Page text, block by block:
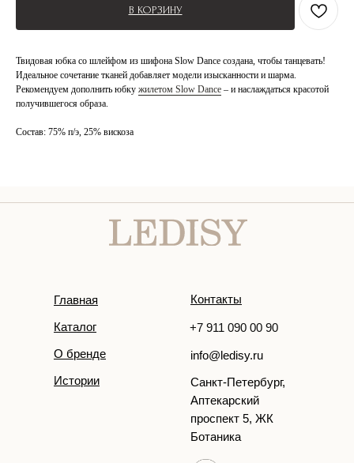
В КОРЗИНУ
Твидовая юбка со шлейфом из шифона Slow Dance создана, чтобы танцевать!
Идеальное сочетание тканей добавляет модели изысканности и шарма.
Рекомендуем дополнить юбку жилетом Slow Dance – и наслаждаться красотой
получившегося образа.
Состав: 75% п/э, 25% вискоза
О бренде
Каталог
Главная Контакты
+7 911 090 00 90
info@ledisy.ru
Санкт-Петербург,
Аптекарский
проспект 5, ЖК
Ботаника
Истории